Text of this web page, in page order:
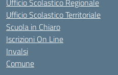
Ufficio Scolastico Regionale
Ufficio Scolastico Territoriale
Scuola in Chiaro
Iscrizioni On Line
Invalsi
Comune